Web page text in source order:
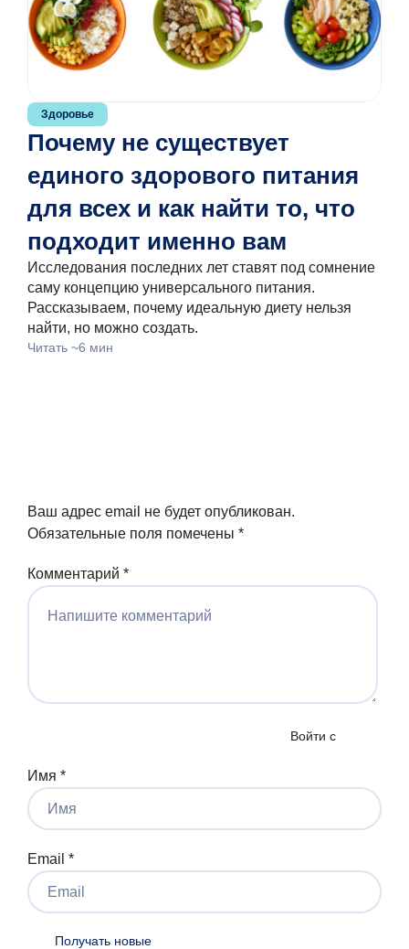
Здоровье
Почему не существует
единого здорового питания
для всех и как найти то, что
подходит именно вам
Исследования последних лет ставят под сомнение
саму концепцию универсального питания.
Рассказываем, почему идеальную диету нельзя
найти, но можно создать.
Читать ~6 мин
Войти с
Ваш адрес email не будет опубликован.
Обязательные поля помечены *
Комментарий *
Имя *
Email *
Получать новые